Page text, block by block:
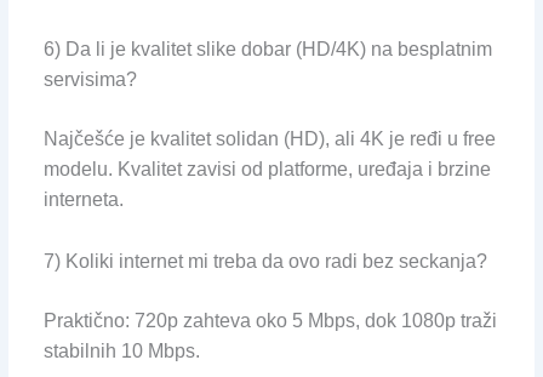
6) Da li je kvalitet slike dobar (HD/4K) na besplatnim
servisima?
Najčešće je kvalitet solidan (HD), ali 4K je ređi u free
modelu. Kvalitet zavisi od platforme, uređaja i brzine
interneta.
7) Koliki internet mi treba da ovo radi bez seckanja?
Praktično: 720p zahteva oko 5 Mbps, dok 1080p traži
stabilnih 10 Mbps.